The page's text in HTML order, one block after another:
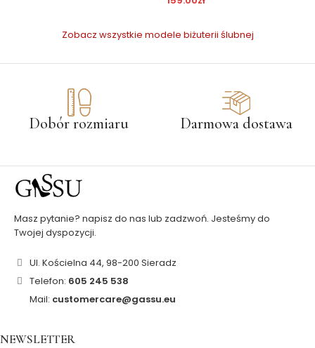
Zobacz wszystkie modele biżuterii ślubnej
Dobór rozmiaru Darmowa dostawa
Masz pytanie? napisz do nas lub zadzwoń. Jesteśmy do
Twojej dyspozycji.
Ul. Kościelna 44, 98-200 Sieradz
Telefon: 605 245 538
Mail: customercare@gassu.eu
NEWSLETTER